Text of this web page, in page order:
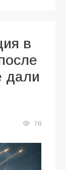
в
дали
78